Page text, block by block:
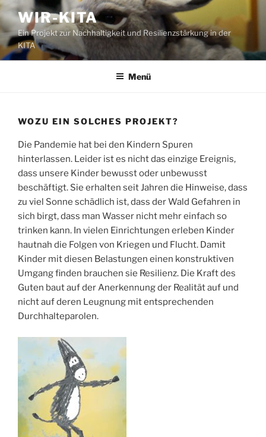
Zum
Inhalt
springen
WIR-KITA
Ein Projekt zur Nachhaltigkeit und Resilienzstärkung in der
KITA
Menü
WOZU EIN SOLCHES PROJEKT?
Die Pandemie hat bei den Kindern Spuren
hinterlassen. Leider ist es nicht das einzige Ereignis,
dass unsere Kinder bewusst oder unbewusst
beschäftigt. Sie erhalten seit Jahren die Hinweise, dass
zu viel Sonne schädlich ist, dass der Wald Gefahren in
sich birgt, dass man Wasser nicht mehr einfach so
trinken kann. In vielen Einrichtungen erleben Kinder
hautnah die Folgen von Kriegen und Flucht. Damit
Kinder mit diesen Belastungen einen konstruktiven
Umgang finden brauchen sie Resilienz. Die Kraft des
Guten baut auf der Anerkennung der Realität auf und
nicht auf deren Leugnung mit entsprechenden
Durchhalteparolen.